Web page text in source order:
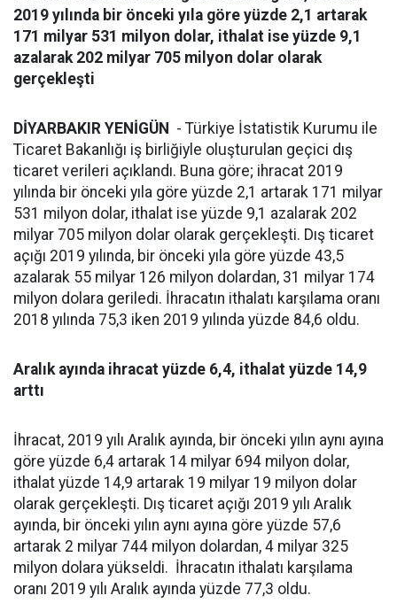
2019 yılında bir önceki yıla göre yüzde 2,1 artarak
171 milyar 531 milyon dolar, ithalat ise yüzde 9,1
azalarak 202 milyar 705 milyon dolar olarak
gerçekleşti
DİYARBAKIR YENİGÜN - Türkiye İstatistik Kurumu ile
Ticaret Bakanlığı iş birliğiyle oluşturulan geçici dış
ticaret verileri açıklandı. Buna göre; ihracat 2019
yılında bir önceki yıla göre yüzde 2,1 artarak 171 milyar
531 milyon dolar, ithalat ise yüzde 9,1 azalarak 202
milyar 705 milyon dolar olarak gerçekleşti. Dış ticaret
açığı 2019 yılında, bir önceki yıla göre yüzde 43,5
azalarak 55 milyar 126 milyon dolardan, 31 milyar 174
milyon dolara geriledi. İhracatın ithalatı karşılama oranı
2018 yılında 75,3 iken 2019 yılında yüzde 84,6 oldu.
Aralık ayında ihracat yüzde 6,4, ithalat yüzde 14,9
arttı
İhracat, 2019 yılı Aralık ayında, bir önceki yılın aynı ayına
göre yüzde 6,4 artarak 14 milyar 694 milyon dolar,
ithalat yüzde 14,9 artarak 19 milyar 19 milyon dolar
olarak gerçekleşti. Dış ticaret açığı 2019 yılı Aralık
ayında, bir önceki yılın aynı ayına göre yüzde 57,6
artarak 2 milyar 744 milyon dolardan, 4 milyar 325
milyon dolara yükseldi. İhracatın ithalatı karşılama
oranı 2019 yılı Aralık ayında yüzde 77,3 oldu.